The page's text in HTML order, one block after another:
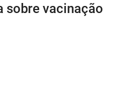
sobre vacinação